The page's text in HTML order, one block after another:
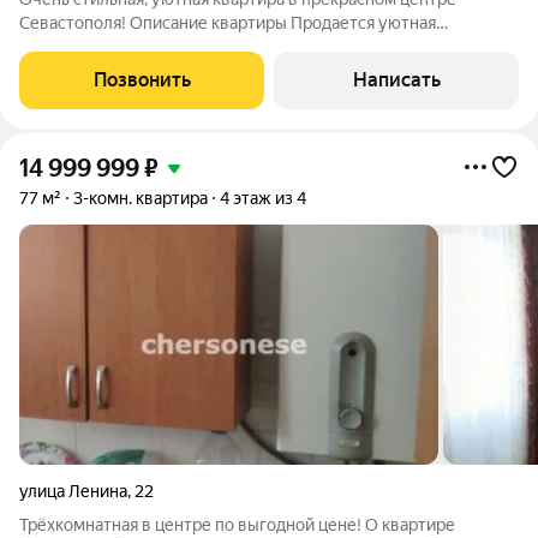
Севастополя! Описание квартиры Продается уютная
постройки.Квартира состоит из кухни, гостиной, спальни и
кабинета. Общая площадь 63 м, жилая 40 м,
Позвонить Написать
14 999 999₽
77 м² 3-комн. квартира 4 этаж из 4
улица Ленина, 22
Трёхкомнатная в центре по выгодной цене! О квартире